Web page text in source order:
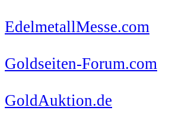
EdelmetallMesse.com
Goldseiten-Forum.com
GoldAuktion.de